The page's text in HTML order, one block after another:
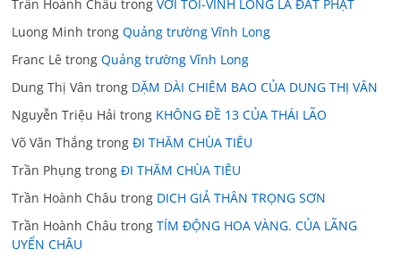
Trần Hoành Châu trongVỚI TÔI-VĨNH LONG LÀ ĐẤT PHẬT
Luong Minh trongQuảng trường Vĩnh Long
Franc Lê trongQuảng trường Vĩnh Long
Dung Thị Vân trong DẶM DÀI CHIÊM BAO CỦA DUNG THỊ VÂN
Nguyễn Triệu Hải trong KHÔNG ĐỀ 13 CỦA THÁI LÃO
Võ Văn Thắng trongĐI THĂM CHÙA TIÊU
Trần Phụng trongĐI THĂM CHÙA TIÊU
Trần Hoành Châu trong DICH GIẢ THÂN TRỌNG SƠN
Trần Hoành Châu trongTÍM ĐỘNG HOA VÀNG. CỦA LÃNG
UYỂN CHÂU